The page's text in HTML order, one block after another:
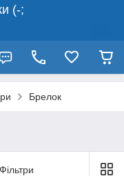
(-;
Брелок
Фільтри